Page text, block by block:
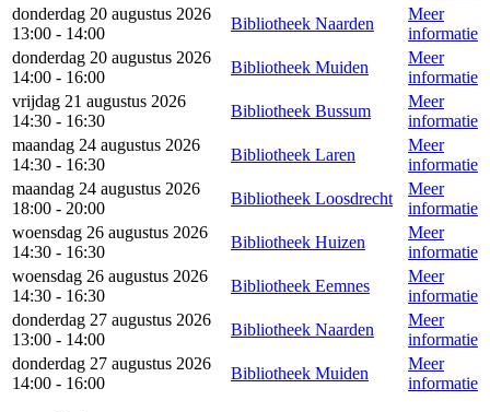
donderdag 20 augustus 2026
13:00 - 14:00
Bibliotheek Naarden
Meer
informatie
donderdag 20 augustus 2026
14:00 - 16:00
Bibliotheek Muiden
Meer
informatie
vrijdag 21 augustus 2026
14:30 - 16:30
Bibliotheek Bussum
Meer
informatie
maandag 24 augustus 2026
14:30 - 16:30
Bibliotheek Laren
Meer
informatie
maandag 24 augustus 2026
18:00 - 20:00
Bibliotheek Loosdrecht
Meer
informatie
woensdag 26 augustus 2026
14:30 - 16:30
Bibliotheek Huizen
Meer
informatie
woensdag 26 augustus 2026
14:30 - 16:30
Bibliotheek Eemnes
Meer
informatie
donderdag 27 augustus 2026
13:00 - 14:00
Bibliotheek Naarden
Meer
informatie
donderdag 27 augustus 2026
14:00 - 16:00
Bibliotheek Muiden
Meer
informatie